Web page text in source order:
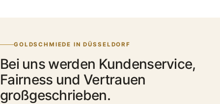
GOLDSCHMIEDE IN DÜSSELDORF
Bei uns werden Kundenservice,
Fairness und Vertrauen
großgeschrieben.